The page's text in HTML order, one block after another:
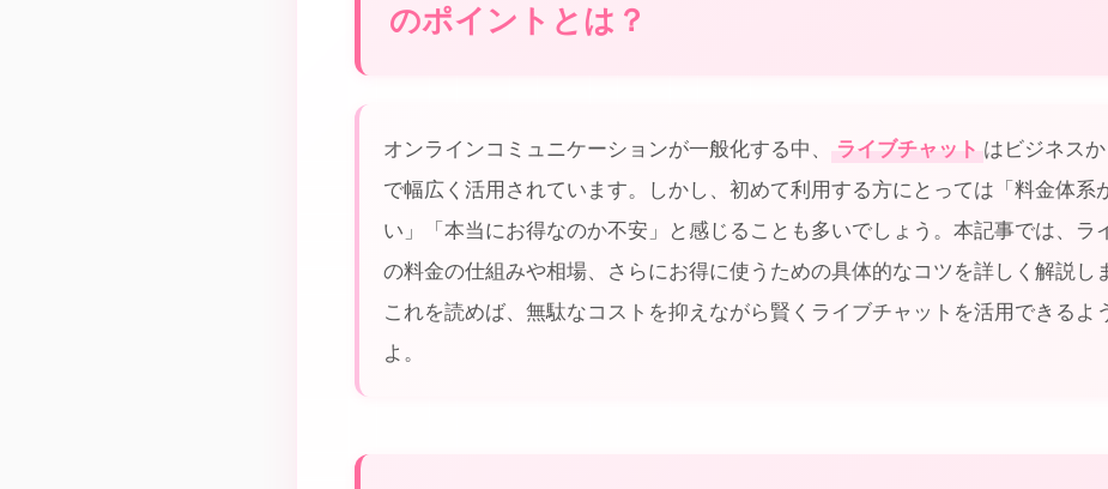
のポイントとは？
オンラインコミュニケーションが一般化する中、 ライブチャット はビジネス
で幅広く活用されています。しかし、初めて利用する方にとっては「料金体系
い」「本当にお得なのか不安」と感じることも多いでしょう。本記事では、ラ
の料金の仕組みや相場、さらにお得に使うための具体的なコツを詳しく解説し
これを読めば、無駄なコストを抑えながら賢くライブチャットを活用できるよ
よ。